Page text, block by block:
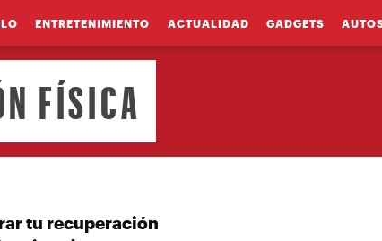
ENTRETENIMIENTO ACTUALIDAD GADGETS
FÍSICA
tu recuperación